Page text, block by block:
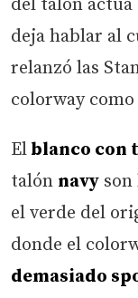
del talón actúa
deja hablar al
relanzó las
colorway como
Elblanco con
talón navy son
el verde del
donde el
demasiado